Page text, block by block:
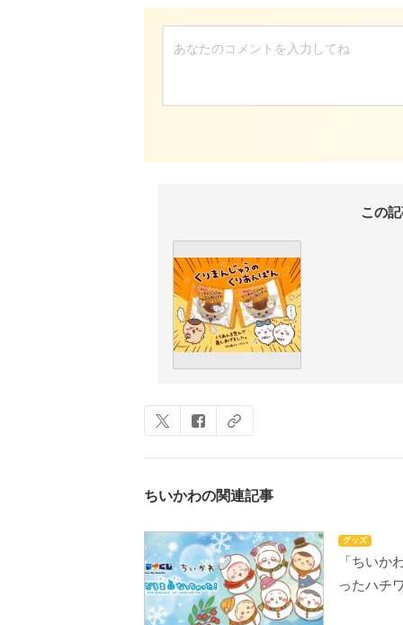
この
ちいかわの関連記事
グッズ
「ちいか
ったハチ